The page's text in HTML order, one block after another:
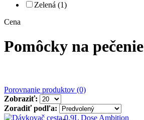
Zelená (1)
Cena
Pomôcky na pečenie
Porovnanie produktov (0)
Zobraziť:
Zoradiť podľa: